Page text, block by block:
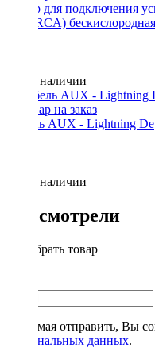
Набор для подключения
(БЕЗ RCA)
Нет в наличии
Кабель AUX - Lightning
Нет в наличии
Вы смотрели
Подобрать товар
Нажимая отправить, Вы
персональных данных.